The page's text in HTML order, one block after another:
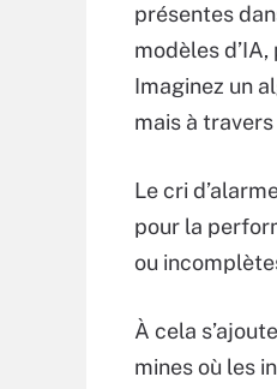
présentes
modèles
Imaginez un
mais à
Le cri
pour la
ou
À cela
mines où les